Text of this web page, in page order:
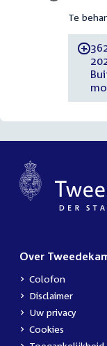
Te
-
Over
Colofon
Disclaimer
Uw privacy
Cookies